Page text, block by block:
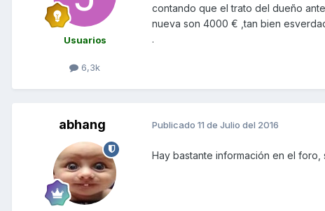
Usuarios
6,3k
contando que el trato del dueño
nueva son 4000 € ,tan bien
.
abhang Publicado 11 de Julio del 2016
Hay bastante información en el foro,